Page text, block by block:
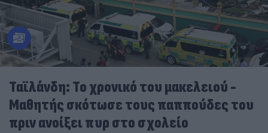
Ταϊλάνδη: Το χρονικό του μακελειού -
Μαθητής σκότωσε τους παππούδες του
πριν ανοίξει πυρ στο σχολείο